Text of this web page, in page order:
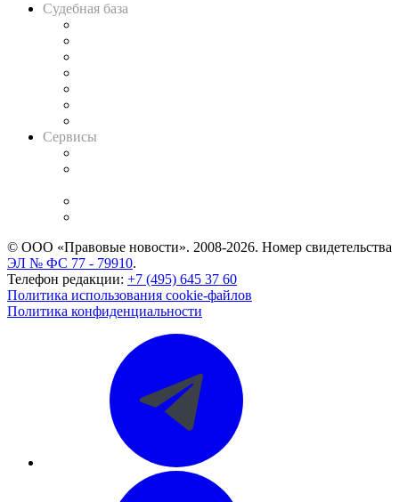
Судебная база
Сервисы
© ООО «Правовые новости». 2008-2026. Номер свидетельства
ЭЛ № ФС 77 - 79910.
Телефон редакции: +7 (495) 645 37 60
Политика использования cookie-файлов
Политика конфиденциальности